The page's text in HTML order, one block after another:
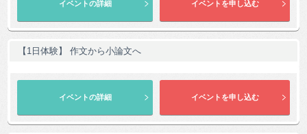
【1日体験】 作文から小論文へ